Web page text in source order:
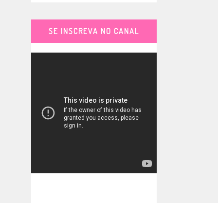
SE INSCREVA NO CANAL